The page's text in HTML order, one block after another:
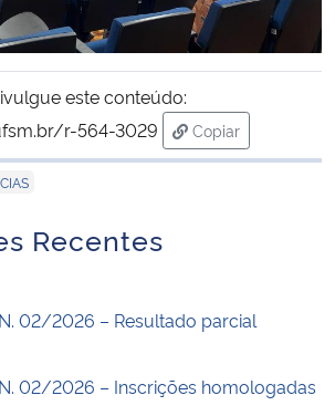
este conteúdo:
r-564-3029
Copiar
para área de
Recentes
02/2026 – Resultado parcial
02/2026 – Inscrições homologadas